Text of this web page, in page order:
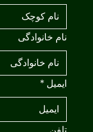
نام خانوادگی
ایمیل *